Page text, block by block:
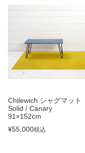
Chilewich シャグマット
Solid / Canary
91×152cm
¥55,000税込